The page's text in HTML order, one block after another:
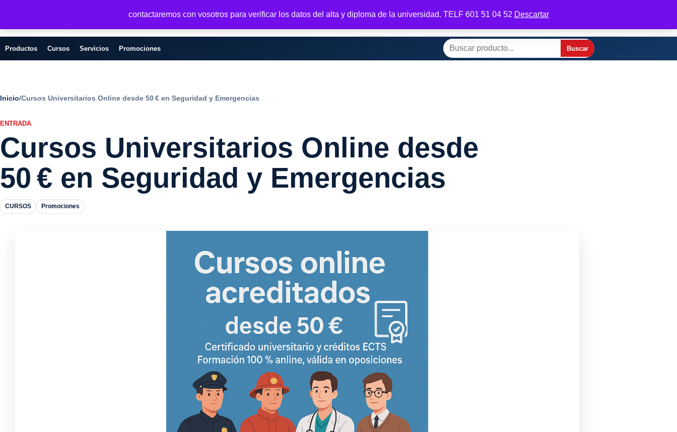
contactaremos con vosotros para verificar los datos del alta y diploma de la universidad. TELF 601 51 04 52 Descartar
Servicios, formacion y seguridad para
casa Tienda Registrar Tu membresía Salir Bienvenido Modifica tu perfil Contactar por WhatsApp
Productos Cursos Servicios Promociones
Buscar
Buscar
Inicio/Cursos Universitarios Online desde 50 € en Seguridad y Emergencias
ENTRADA
Cursos Universitarios Online desde
50 € en Seguridad y Emergencias
CURSOS Promociones